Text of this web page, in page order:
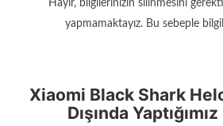
Hayır, bilgilerinizin silinmesini
yapmamaktayız. Bu sebeple
Xiaomi Black Shark
Dışında